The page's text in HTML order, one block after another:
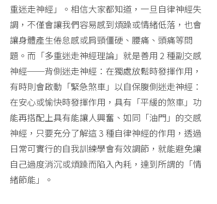
重迷走神經」。相信大家都知道，一旦自律神經失
調，不僅會讓我們容易感到煩躁或情緒低落，也會
讓身體產生倦怠感或肩頸僵硬、腰痛、頭痛等問
題。而「多重迷走神經理論」就是善用 2 種副交感
神經──背側迷走神經：在獨處放鬆時發揮作用，
有時則會啟動「緊急煞車」以自保腹側迷走神經：
在安心或愉快時發揮作用，具有「平緩的煞車」功
能再搭配上具有能讓人興奮、如同「油門」的交感
神經，只要充分了解這 3 種自律神經的作用，透過
日常可實行的自我訓練學會有效調節，就能避免讓
自己過度消沉或煩躁而陷入內耗，達到所謂的「情
緒節能」。